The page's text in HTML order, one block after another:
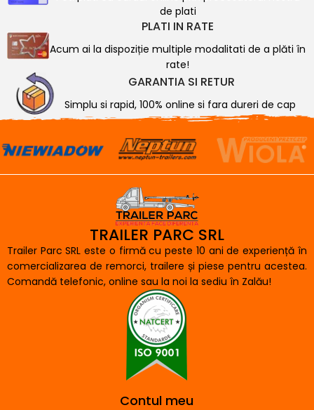
de plati
PLATI IN RATE
Acum ai la dispoziție multiple modalitati de a plăti în
rate!
GARANTIA SI RETUR
Simplu si rapid, 100% online si fara dureri de cap
TRAILER PARC SRL
Trailer Parc SRL este o firmă cu peste 10 ani de experiență în
comercializarea de remorci, trailere și piese pentru acestea.
Comandă telefonic, online sau la noi la sediu în Zalău!
Contul meu